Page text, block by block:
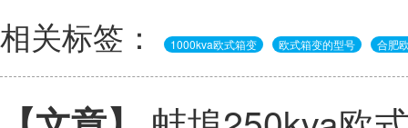
相关标签： 1000kva欧式箱变 欧式箱变的型号 合肥